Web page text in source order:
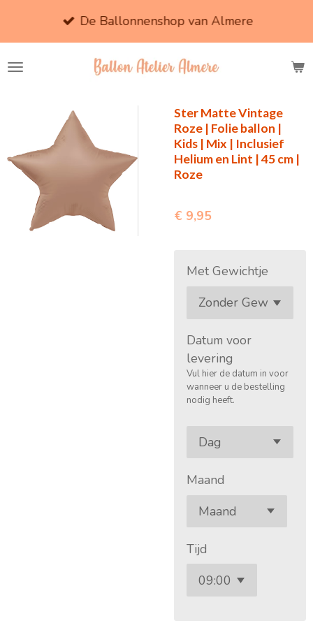
de
De Ballonnenshop van Almere
Ster Matte Vintage
Roze | Folie ballon |
Kids | Mix | Inclusief
Helium en Lint | 45 cm |
Roze
€ 9,95
Met Gewichtje
Datum voor
levering
Vul hier de datum in voor
wanneer u de bestelling
nodig heeft.
Maand
Tijd